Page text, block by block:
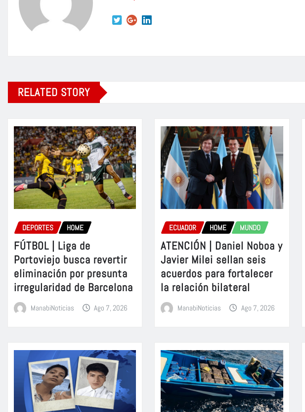
RELATED STORY
DEPORTES HOME
FÚTBOL | Liga de
Portoviejo busca revertir
eliminación por presunta
irregularidad de Barcelona
ManabiNoticias Ago 7, 2026
ECUADOR HOME MUNDO
ATENCIÓN | Daniel Noboa y
Javier Milei sellan seis
acuerdos para fortalecer
la relación bilateral
ManabiNoticias Ago 7, 2026